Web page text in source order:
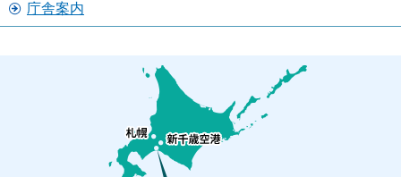
庁舎案内